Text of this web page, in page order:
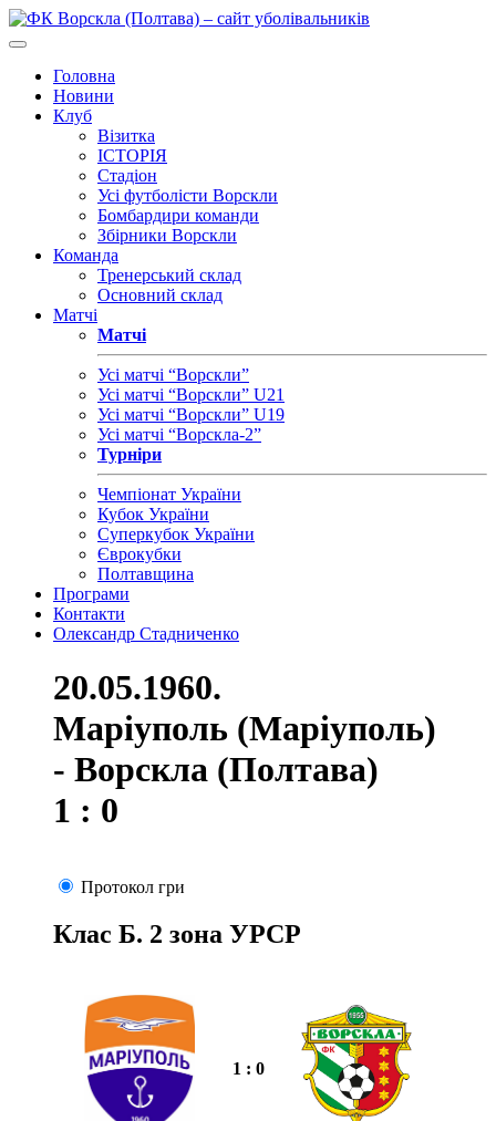
Головна
Новини
Клуб
Візитка
ІСТОРІЯ
Стадіон
Усі футболісти Ворскли
Бомбардири команди
Збірники Ворскли
Команда
Тренерський склад
Основний склад
Матчі
Матчі
Усі матчі “Ворскли”
Усі матчі “Ворскли” U21
Усі матчі “Ворскли” U19
Усі матчі “Ворскла-2”
Турніри
Чемпіонат України
Кубок України
Суперкубок України
Єврокубки
Полтавщина
Програми
Контакти
Олександр Стадниченко
20.05.1960.
Маріуполь (Маріуполь)
- Ворскла (Полтава)
1 : 0
Протокол гри
Клас Б. 2 зона УРСР
1 : 0